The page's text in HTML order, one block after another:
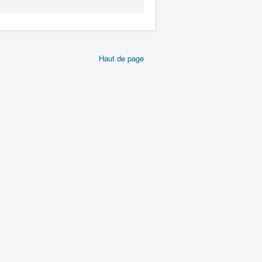
Haut de page